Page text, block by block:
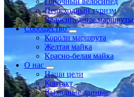
Пешеходный туризм
Велосипедные маршруты
Сообщество
Короли маршрута
Желтая майка
Красно-белая майка
О нас
Наши цели
Контакт
Выходные данные